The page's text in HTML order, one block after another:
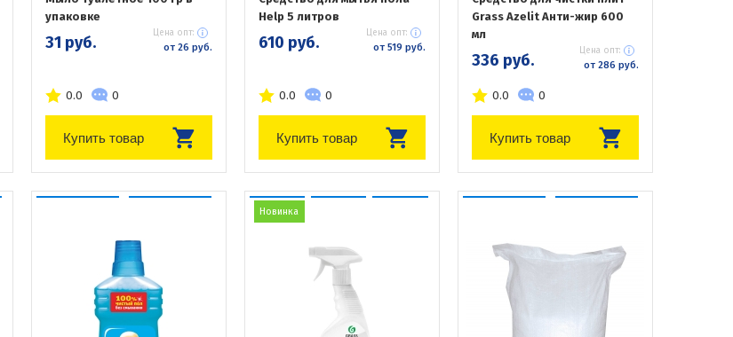
упаковке
31 руб. Цена опт:
от 26 руб.
0.0 0
Купить товар
Help 5 литров
610 руб. Цена опт:
от 519 руб.
0.0 0
Купить товар
Grass Azelit Анти-жир 600
мл
336 руб. Цена опт:
от 286 руб.
0.0 0
Купить товар
Новинка